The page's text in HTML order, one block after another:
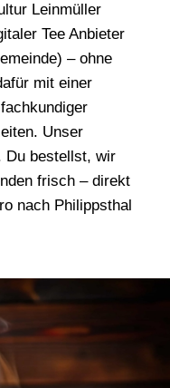
Leinmüller
Tee Anbieter
– ohne
mit einer
Unser
Du bestellst, wir
frisch – direkt
nach Philippsthal